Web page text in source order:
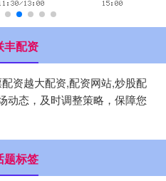
丰配资
资越大配资,配资网站,炒股配
动态，及时调整策略，保障您
题标签